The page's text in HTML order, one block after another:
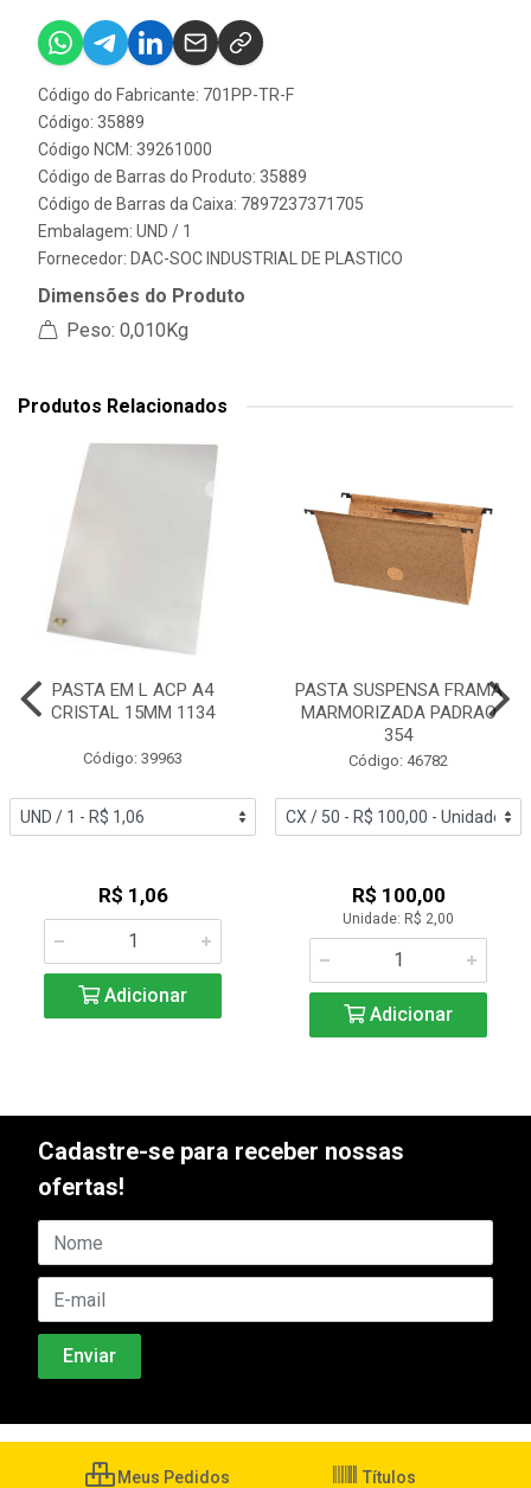
Código do Fabricante: 701PP-TR-F
Código: 35889
Código NCM: 39261000
Código de Barras do Produto: 35889
Código de Barras da Caixa: 7897237371705
Embalagem: UND / 1
Fornecedor: DAC-SOC INDUSTRIAL DE PLASTICO
Dimensões do Produto
Peso: 0,010Kg
Produtos Relacionados
PASTA EM L ACP A4
CRISTAL 15MM 1134
Código: 39963
R$ 1,06
Adicionar
PASTA SUSPENSA FRAMA
MARMORIZADA PADRAO
354
Código: 46782
R$ 100,00
Unidade: R$ 2,00
Adicionar
Cadastre-se para receber nossas
ofertas!
Meus Pedidos Títulos